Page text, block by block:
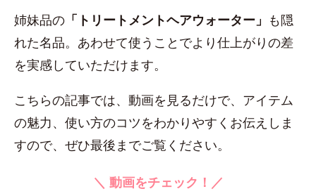
姉妹品の 「トリートメントヘアウォーター」 も隠
れた名品。あわせて使うことでより仕上がりの差
を実感していただけます。
こちらの記事では、動画を見るだけで、アイテム
の魅力、使い方のコツをわかりやすくお伝えしま
すので、ぜひ最後までご覧ください。
＼ 動画をチェック！／